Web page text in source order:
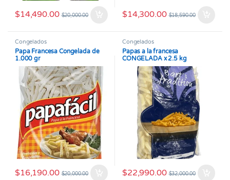
$14,490.00 $20,000.00 $14,300.00 $18,590.00
Congelados
Papa Francesa Congelada de
1.000 gr
$16,190.00 $20,000.00
Congelados
Papas a la francesa
CONGELADA x 2.5 kg
$22,990.00 $32,000.00